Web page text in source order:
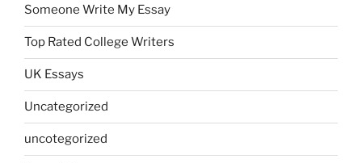
Someone Write My Essay
Top Rated College Writers
UK Essays
Uncategorized
uncotegorized